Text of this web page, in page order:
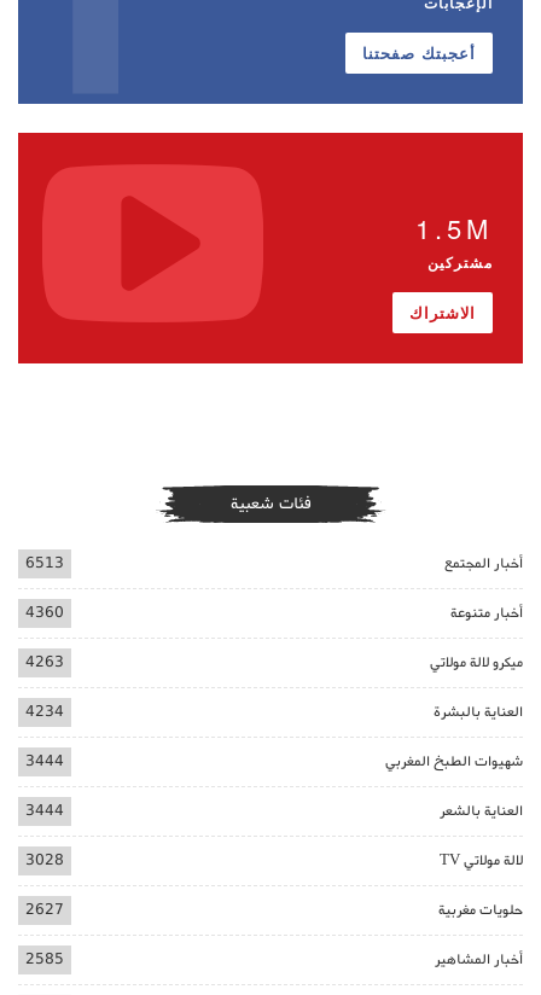
أعجبتك صفحتنا
1.5M
مشتركين
الاشتراك
فئات شعبية
أخبار المجتمع 6513
أخبار متنوعة 4360
ميكرو لالة مولاتي 4263
العناية بالبشرة 4234
شهيوات الطبخ المغربي 3444
العناية بالشعر 3444
لالة مولاتي TV 3028
حلويات مغربية 2627
أخبار المشاهير 2585